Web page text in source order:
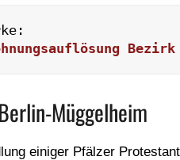
Müggelheim
einiger Pfälzer